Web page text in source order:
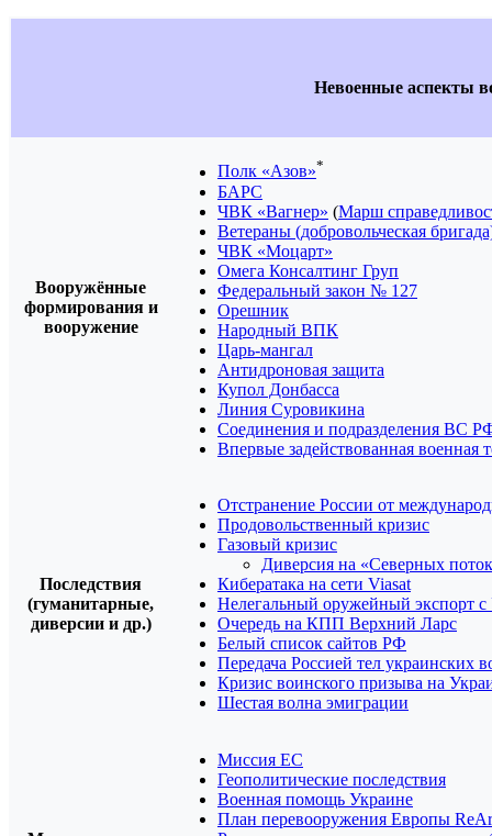
Невоенные аспекты
Вооружённые
формирования и
вооружение
Полк «Азов»*
БАРС
ЧВК «Вагнер» (Марш
Ветераны (добровольческая
ЧВК «Моцарт»
Омега Консалтинг Груп
Федеральный закон № 127
Орешник
Народный ВПК
Царь-мангал
Антидроновая защита
Купол Донбасса
Линия Суровикина
Соединения и подразделения ВС
Впервые задействованная военная
Последствия
(гуманитарные,
диверсии и др.)
Отстранение России от
Продовольственный кризис
Газовый кризис
Диверсия на «Северных
Кибератака на сети Viasat
Нелегальный оружейный экспорт
Очередь на КПП Верхний Ларс
Белый список сайтов РФ
Передача Россией тел украинских
Кризис воинского призыва на
Шестая волна эмиграции
Миссия ЕС
Геополитические последствия
Военная помощь Украине
План перевооружения Европы